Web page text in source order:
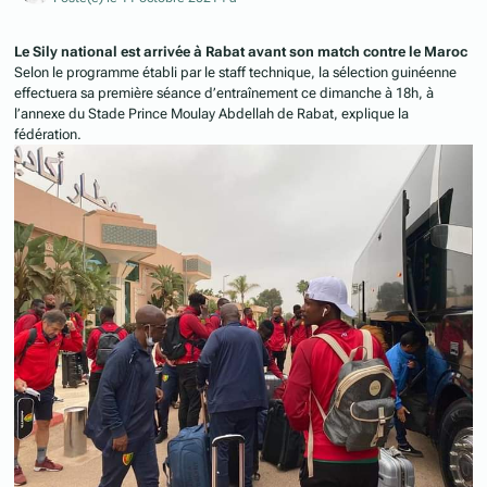
Le Sily national est arrivée à Rabat avant son match contre le Maroc
Selon le programme établi par le staff technique, la sélection guinéenne
effectuera sa première séance d’entraînement ce dimanche à 18h, à
l’annexe du Stade Prince Moulay Abdellah de Rabat, explique la
fédération.